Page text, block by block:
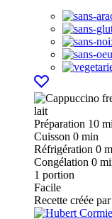
Préparation 10
Cuisson 0 min
Réfrigération 0
Congélation 0
1 portion
Facile
Recette créée